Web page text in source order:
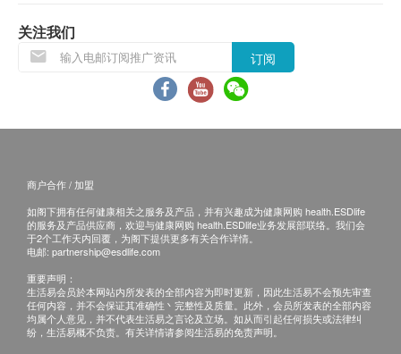
肝功能
丙种谷氨基转移酵素
白蛋白
谷草转氨酶
总胆红素
球蛋白
肾功能
HK$600.0
女性癌症指标检查计划
(包括: 甲种胚胎蛋白(肝), 癌抗原 19.9 (胰脏), 癌抗原 72.4
125 (卵巢), 癌抗原15.3 (乳房)) (原价 $5200)
肠胃癌症检查
包括幽门螺旋菌吹气测试, 癌胚抗原(结肠), 癌抗原 19.9 (胰
脏), 癌抗原 72.4 (胃)
HK$2,030.0
甲状腺功能检查
包括:游离亚甲状腺素, 游离甲状腺素, 促甲状腺激素, 抗甲状腺
球蛋白抗体, 原浆微粒甲状抗体
HK$ 1,600.0
健康网购，以便我们为您做出相应的安排。
所有健康检查/服务并非作为医务诊断或治疗用
途。当阁下身体健康出现任何疾病征兆时，应立即
有关此服务/产品的错漏或延误，或因使用此服务/
产品而引致的损失、损害、受伤或法律诉讼，健康
查询，须向提供服务之体检中心或商户提出。
关注我们
订阅
商户合作 / 加盟
如阁下拥有任何健康相关之服务及产品，并有兴趣成为健康网购 health.ESDlife
的服务及产品供应商，欢迎与健康网购 health.ESDlife业务发展部联络。我们会
于2个工作天内回覆，为阁下提供更多有关合作详情。
电邮: partnership@esdlife.com
重要声明：
生活易会员於本网站内所发表的全部内容为即时更新，因此生活易不会预先审查
任何内容，并不会保证其准确性丶完整性及质量。此外，会员所发表的全部内容
均属个人意见，并不代表生活易之言论及立场。如从而引起任何损失或法律纠
纷，生活易概不负责。有关详情请参阅生活易的免责声明。